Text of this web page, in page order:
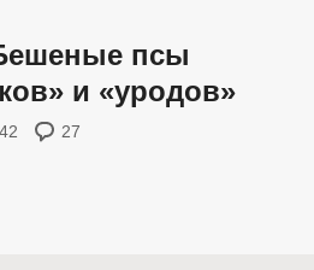
псы
и «уродов»
27